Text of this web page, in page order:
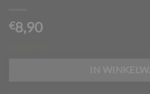
€8,90